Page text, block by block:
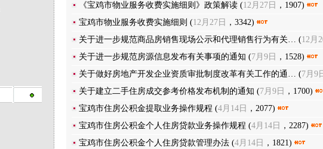
《宝鸡市物业服务收费实施细则》政策解读 (12月27日 ，1907)
宝鸡市物业服务收费实施细则 (12月27日 ，3342)
关于进一步规范商品房销售现场公示和代理销售行为有关… (12月
关于进一步规范房源信息发布有关事项的通知 (7月9日 ，1528)
关于做好房地产开发企业资质审批制度改革有关工作的通… (7月9
关于建立二手住房成交参考价格发布机制的通知 (7月9日 ，1700)
宝鸡市住房公积金提取业务操作规程 (4月14日 ，2077)
宝鸡市住房公积金个人住房贷款业务操作规程 (4月14日 ，2287)
宝鸡市住房公积金个人住房贷款管理办法 (4月14日 ，1821)